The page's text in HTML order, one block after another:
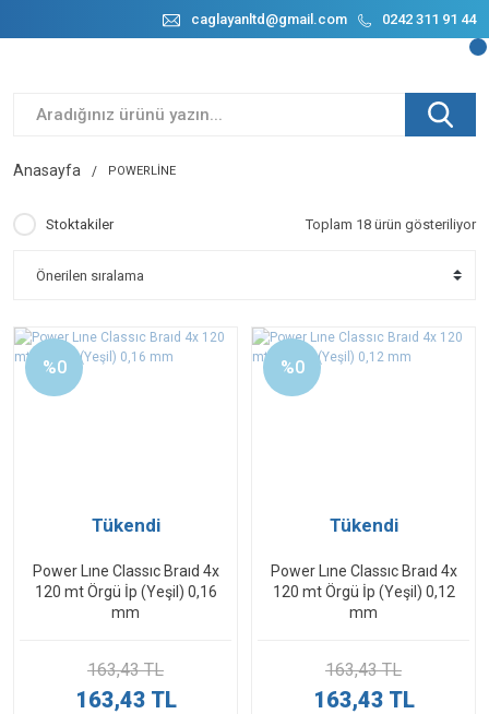
caglayanltd@gmail.com 0242 311 91 44
Anasayfa POWERLİNE
Stoktakiler Toplam 18 ürün gösteriliyor
%0
Tükendi
Power Lıne Classıc Braıd 4x
120 mt Örgü İp (Yeşil) 0,16
mm
163,43 TL
163,43 TL
%0
Tükendi
Power Lıne Classıc Braıd 4x
120 mt Örgü İp (Yeşil) 0,12
mm
163,43 TL
163,43 TL